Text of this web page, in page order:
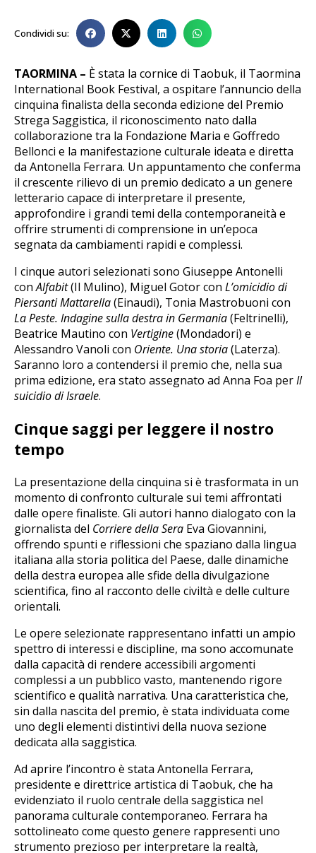
Condividi su:
TAORMINA – È stata la cornice di Taobuk, il Taormina
International Book Festival, a ospitare l’annuncio della
cinquina finalista della seconda edizione del Premio
Strega Saggistica, il riconoscimento nato dalla
collaborazione tra la Fondazione Maria e Goffredo
Bellonci e la manifestazione culturale ideata e diretta
da Antonella Ferrara. Un appuntamento che conferma
il crescente rilievo di un premio dedicato a un genere
letterario capace di interpretare il presente,
approfondire i grandi temi della contemporaneità e
offrire strumenti di comprensione in un’epoca
segnata da cambiamenti rapidi e complessi.
I cinque autori selezionati sono Giuseppe Antonelli
conAlfabit(Il Mulino), Miguel Gotor con L’omicidio di
Piersanti Mattarella(Einaudi), Tonia Mastrobuoni con
La Peste. Indagine sulla destra in Germania(Feltrinelli),
Beatrice Mautino con Vertigine(Mondadori) e
Alessandro Vanoli con Oriente. Una storia(Laterza).
Saranno loro a contendersi il premio che, nella sua
prima edizione, era stato assegnato ad Anna Foa perIl
suicidio di Israele.
Cinque saggi per leggere il nostro
tempo
La presentazione della cinquina si è trasformata in un
momento di confronto culturale sui temi affrontati
dalle opere finaliste. Gli autori hanno dialogato con la
giornalista del Corriere della Sera Eva Giovannini,
offrendo spunti e riflessioni che spaziano dalla lingua
italiana alla storia politica del Paese, dalle dinamiche
della destra europea alle sfide della divulgazione
scientifica, fino al racconto delle civiltà e delle culture
orientali.
Le opere selezionate rappresentano infatti un ampio
spettro di interessi e discipline, ma sono accomunate
dalla capacità di rendere accessibili argomenti
complessi a un pubblico vasto, mantenendo rigore
scientifico e qualità narrativa. Una caratteristica che,
sin dalla nascita del premio, è stata individuata come
uno degli elementi distintivi della nuova sezione
dedicata alla saggistica.
Ad aprire l’incontro è stata Antonella Ferrara,
presidente e direttrice artistica di Taobuk, che ha
evidenziato il ruolo centrale della saggistica nel
panorama culturale contemporaneo. Ferrara ha
sottolineato come questo genere rappresenti uno
strumento prezioso per interpretare la realtà,